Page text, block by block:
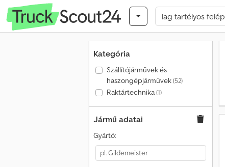
Kategória
Szállítójárművek és
haszongépjárművek(52)
Raktártechnika(1)
Jármű adatai
Gyártó: